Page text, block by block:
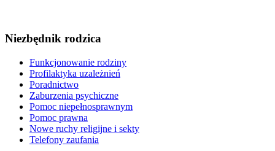
Niezbędnik rodzica
Funkcjonowanie rodziny
Profilaktyka uzależnień
Poradnictwo
Zaburzenia psychiczne
Pomoc niepełnosprawnym
Pomoc prawna
Nowe ruchy religijne i sekty
Telefony zaufania